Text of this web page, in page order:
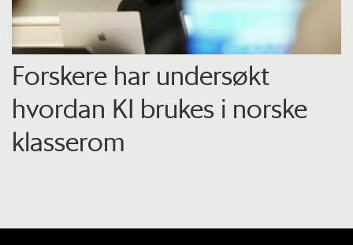
Forskere har undersøkt
hvordan KI brukes i norske
klasserom